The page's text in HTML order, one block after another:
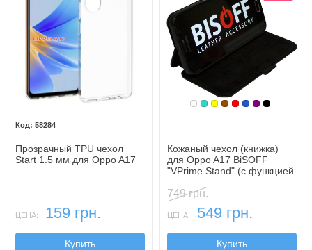
58284
Прозрачный TPU чехол
Start 1.5 мм для Oppo A17
ЦЕНА: 159 грн.
Купить
Белый
Бирюзовый
Желтый
Коричневый
Красный
Синий,Черный
Кожаный чехол (книжка)
для Oppo A17 BiSOFF
"VPrime Stand" (с функцией
749 грн.
ЦЕНА: 549 грн.
Купить